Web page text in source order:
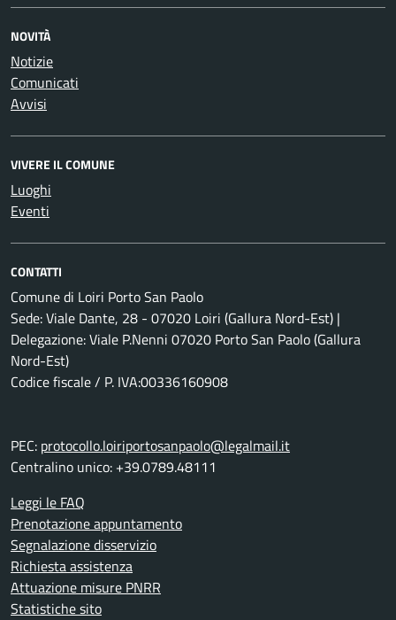
NOVITÀ
Notizie
Comunicati
Avvisi
VIVERE IL COMUNE
Luoghi
Eventi
CONTATTI
Comune di Loiri Porto San Paolo
Sede: Viale Dante, 28 - 07020 Loiri (Gallura Nord-Est) |
Delegazione: Viale P.Nenni 07020 Porto San Paolo (Gallura
Nord-Est)
Codice fiscale / P. IVA:00336160908
PEC: protocollo.loiriportosanpaolo@legalmail.it
Centralino unico: +39.0789.48111
Leggi le FAQ
Prenotazione appuntamento
Segnalazione disservizio
Richiesta assistenza
Attuazione misure PNRR
Statistiche sito